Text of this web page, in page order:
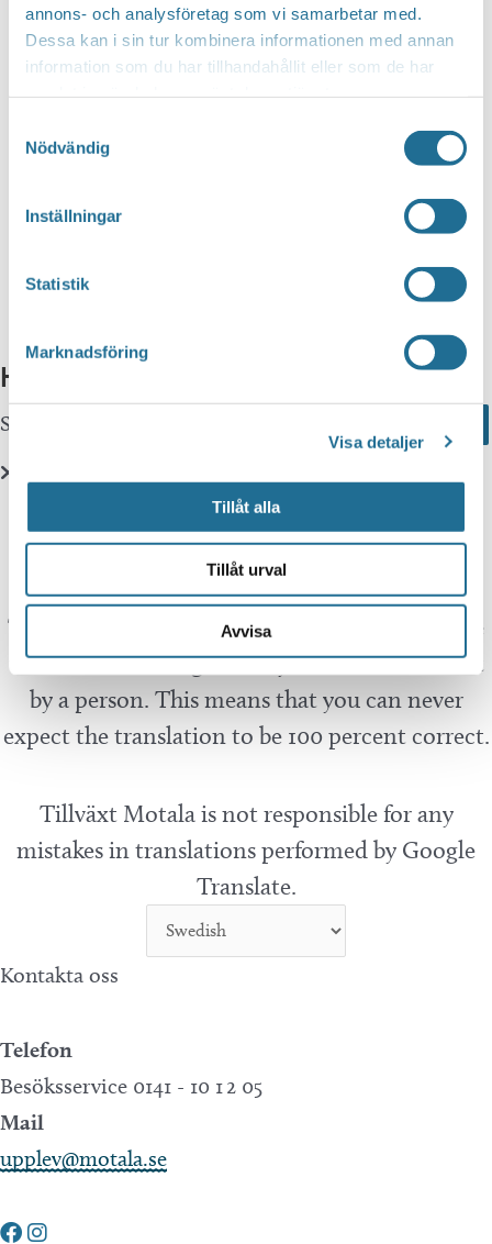
annons- och analysföretag som vi samarbetar med.
Dessa kan i sin tur kombinera informationen med annan
information som du har tillhandahållit eller som de har
Nödvändig
Inställningar
Statistik
Marknadsföring
Visa detaljer
Tillåt alla
Tillåt urval
Avvisa
Hittar du inte vad du söker?
Sök här...
Translate
You can translate this website with Google
Translate. It is important to remember that the
translation is being done by a machine and not
by a person. This means that you can never
expect the translation to be 100 percent correct.
Tillväxt Motala is not responsible for any
mistakes in translations performed by Google
Translate.
Kontakta oss
Telefon
Besöksservice 0141 - 10 1 2 05
Mail
upplev@motala.se